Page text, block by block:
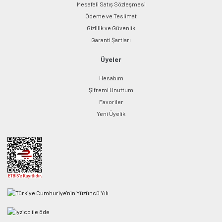
Mesafeli Satış Sözleşmesi
Ödeme ve Teslimat
Gizlilik ve Güvenlik
Garanti Şartları
Üyeler
Hesabım
Şifremi Unuttum
Favoriler
Yeni Üyelik